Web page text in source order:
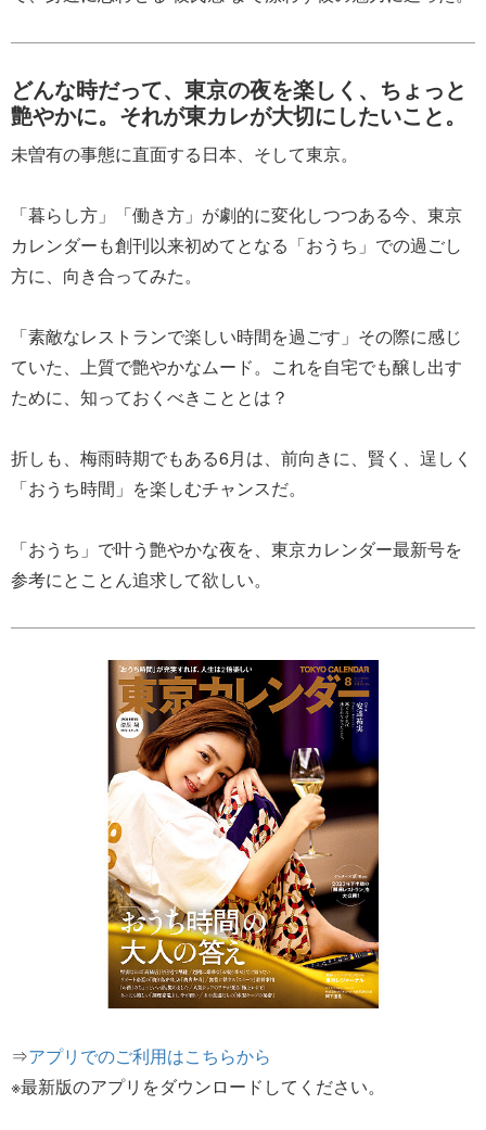
どんな時だって、東京の夜を楽しく、ちょっと
艶やかに。それが東カレが大切にしたいこと。
未曽有の事態に直面する日本、そして東京。
「暮らし方」「働き方」が劇的に変化しつつある今、東京
カレンダーも創刊以来初めてとなる「おうち」での過ごし
方に、向き合ってみた。
「素敵なレストランで楽しい時間を過ごす」その際に感じ
ていた、上質で艶やかなムード。これを自宅でも醸し出す
ために、知っておくべきこととは？
折しも、梅雨時期でもある6月は、前向きに、賢く、逞しく
「おうち時間」を楽しむチャンスだ。
「おうち」で叶う艶やかな夜を、東京カレンダー最新号を
参考にとことん追求して欲しい。
⇒アプリでのご利用はこちらから
※最新版のアプリをダウンロードしてください。